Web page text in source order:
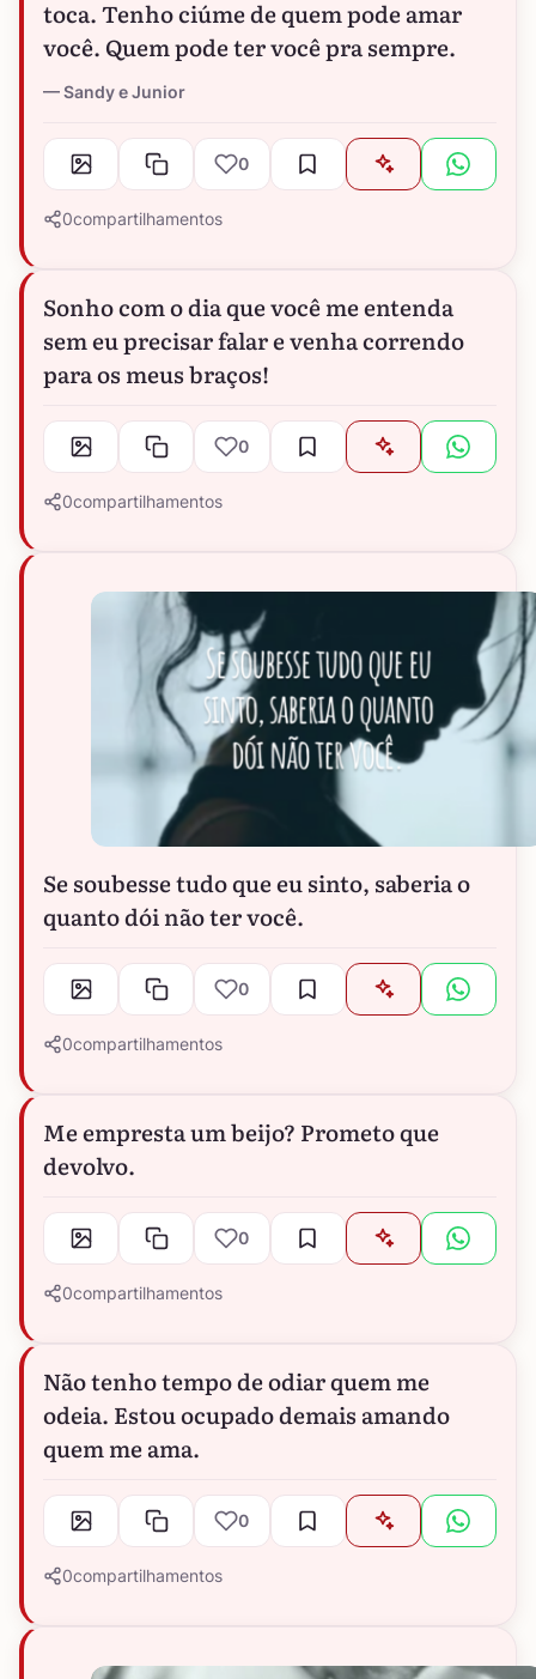
toca. Tenho ciúme de quem pode amar
você. Quem pode ter você pra sempre.
Sandy e Junior
0
0compartilhamentos
Sonho com o dia que você me entenda
sem eu precisar falar e venha correndo
para os meus braços!
0
0compartilhamentos
Se soubesse tudo que eu sinto, saberia o
quanto dói não ter você.
0
0compartilhamentos
Me empresta um beijo? Prometo que
devolvo.
0
0compartilhamentos
Não tenho tempo de odiar quem me
odeia. Estou ocupado demais amando
quem me ama.
0
0compartilhamentos